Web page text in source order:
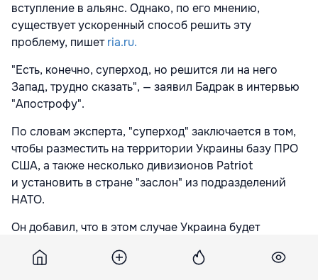
вступление в альянс. Однако, по его мнению,
существует ускоренный способ решить эту
проблему, пишетria.ru.
"Есть, конечно, суперход, но решится ли на него
Запад, трудно сказать", — заявил Бадрак в интервью
"Апострофу".
По словам эксперта, "суперход" заключается в том,
чтобы разместить на территории Украины базу ПРО
США, а также несколько дивизионов Patriot
и установить в стране "заслон" из подразделений
НАТО.
Он добавил, что в этом случае Украина будет
балтийские государства.